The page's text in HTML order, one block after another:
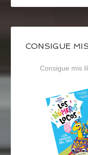
CONSIGUE
Consigue mis